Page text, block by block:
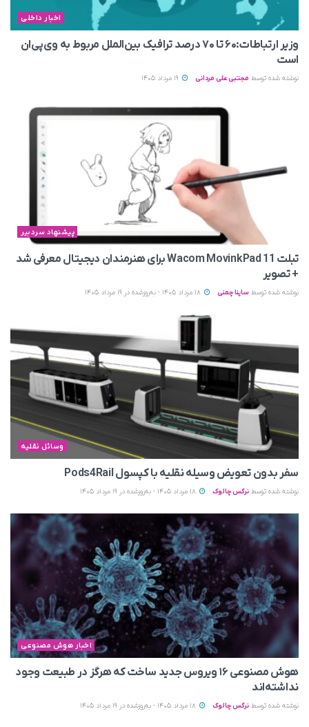
اخبار داخلی
وزیر ارتباطات:۶۰ تا ۷۰ درصد ترافیک بین‌الملل مربوط به وی‌پی‌ان
است
نوشته شده توسط مجتبی علی مردانی
پیشنهاد سردبیر
تبلت Wacom MovinkPad 11 برای هنرمندان دیجیتال معرفی شد
+ تصویر
نوشته شده توسط ساینا چمنی
وسائل نقلیه
سفر بدون تعویض وسیله نقلیه با کپسول Pods4Rail
نوشته شده توسط نرگس چالوک
اخبار هوش مصنوعی
هوش مصنوعی ۱۶ ویروس جدید ساخت که هرگز در طبیعت وجود
نداشته‌اند
نوشته شده توسط نرگس چالوک